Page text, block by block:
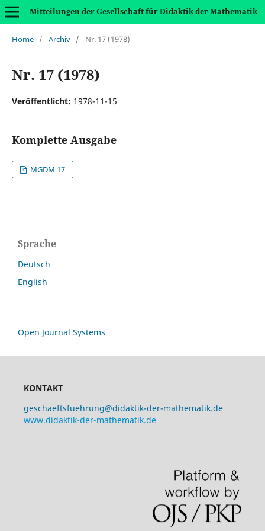
Mitteilungen der Gesellschaft für Didaktik der Mathematik
Home / Archiv / Nr. 17 (1978)
Nr. 17 (1978)
Veröffentlicht: 1978-11-15
Komplette Ausgabe
MGDM 17
Sprache
Deutsch
English
Open Journal Systems
KONTAKT
geschaeftsfuehrung@didaktik-der-mathematik.de
www.didaktik-der-mathematik.de